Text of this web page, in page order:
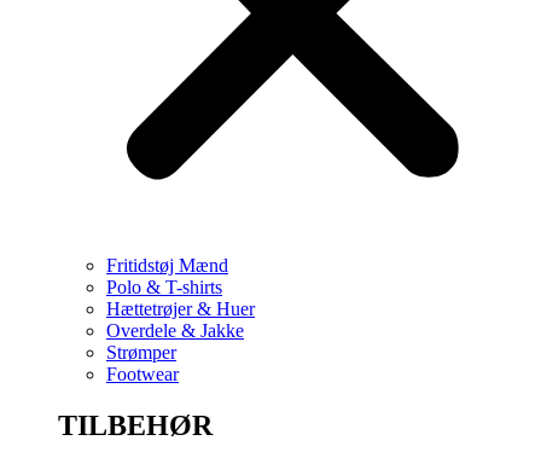
Fritidstøj Mænd
Polo & T-shirts
Hættetrøjer & Huer
Overdele & Jakke
Strømper
Footwear
TILBEHØR